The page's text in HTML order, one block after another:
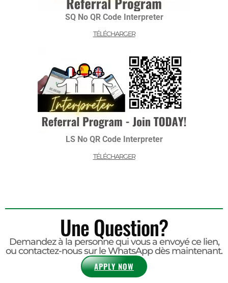
SQ No QR Code Interpreter
TÉLÉCHARGER
LS No QR Code Interpreter
TÉLÉCHARGER
Une Question?
Demandez à la personne qui vous a envoyé ce lien,
ou contactez-nous sur le WhatsApp dès maintenant.
APPLY NOW